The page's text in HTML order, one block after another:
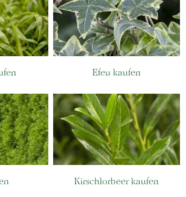
Efeu kaufen
Kirschlorbeer kaufen